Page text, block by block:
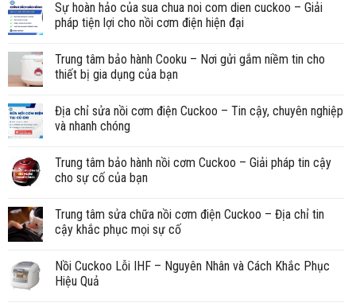
Sự hoàn hảo của sua chua noi com dien cuckoo – Giải
pháp tiện lợi cho nồi cơm điện hiện đại
Trung tâm bảo hành Cooku – Nơi gửi gắm niềm tin cho
thiết bị gia dụng của bạn
Địa chỉ sửa nồi cơm điện Cuckoo – Tin cậy, chuyên nghiệp
và nhanh chóng
Trung tâm bảo hành nồi cơm Cuckoo – Giải pháp tin cậy
cho sự cố của bạn
Trung tâm sửa chữa nồi cơm điện Cuckoo – Địa chỉ tin
cậy khắc phục mọi sự cố
Nồi Cuckoo Lỗi IHF – Nguyên Nhân và Cách Khắc Phục
Hiệu Quả